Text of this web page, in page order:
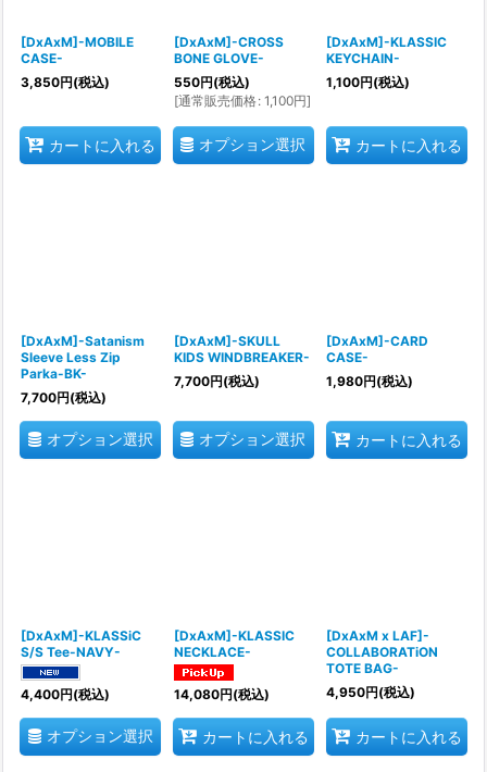
[DxAxM]-MOBILE
CASE-
3,850円(税込)
カートに入れる
[DxAxM]-CROSS
BONE GLOVE-
550円(税込)
[通常販売価格: 1,100円]
オプション選択
[DxAxM]-KLASSIC
KEYCHAIN-
1,100円(税込)
カートに入れる
[DxAxM]-Satanism
Sleeve Less Zip
Parka-BK-
7,700円(税込)
オプション選択
[DxAxM]-SKULL
KIDS WINDBREAKER-
7,700円(税込)
オプション選択
[DxAxM]-CARD
CASE-
1,980円(税込)
カートに入れる
[DxAxM]-KLASSiC
S/S Tee-NAVY-
4,400円(税込)
オプション選択
[DxAxM]-KLASSIC
NECKLACE-
14,080円(税込)
カートに入れる
[DxAxM x LAF]-
COLLABORATiON
TOTE BAG-
4,950円(税込)
カートに入れる